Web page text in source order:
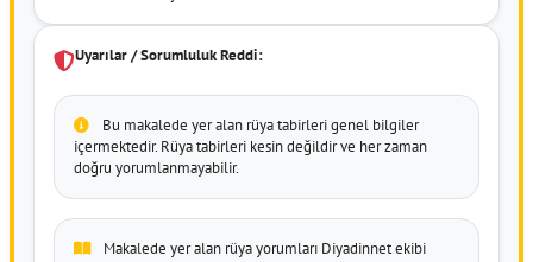
Uyarılar / Sorumluluk Reddi:
Bu makalede yer alan rüya tabirleri genel bilgiler
içermektedir. Rüya tabirleri kesin değildir ve her zaman
doğru yorumlanmayabilir.
Makalede yer alan rüya yorumları Diyadinnet ekibi